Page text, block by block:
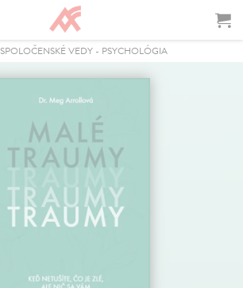
SPOLOČENSKÉ VEDY- PSYCHOLÓGIA